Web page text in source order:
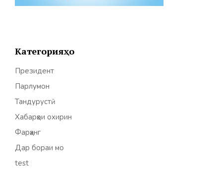
Категорияҳо
Президент
Парлумон
Тандурустӣ
Хабарҳои охирин
Фарҳанг
Дар бораи мо
test